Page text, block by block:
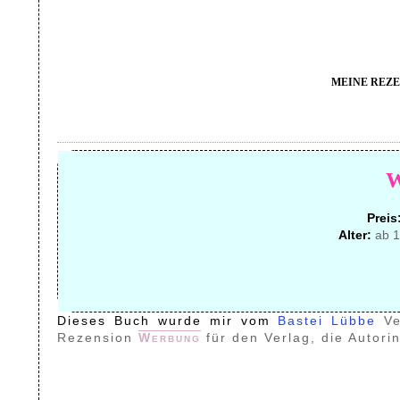
MEINE
Alter: ab
Dieses Buch wurde mir vom Bastei Lübbe
Rezension Werbung für den Verlag, die